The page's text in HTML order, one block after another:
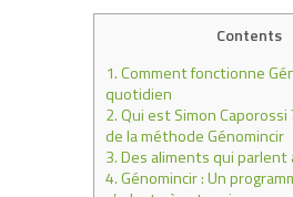
Contents
1.Comment fonctionne
quotidien
2.Qui est Simon
de la méthode Génomincir
3.Des aliments qui parlent
4.Génomincir : Un